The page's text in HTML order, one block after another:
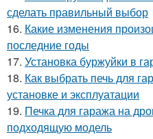
сделать правильный выбор
16. Какие изменения
последние годы
17. Установка буржуйки в
18. Как выбрать печь для
установке и эксплуатации
19. Печка для гаража на
подходящую модель